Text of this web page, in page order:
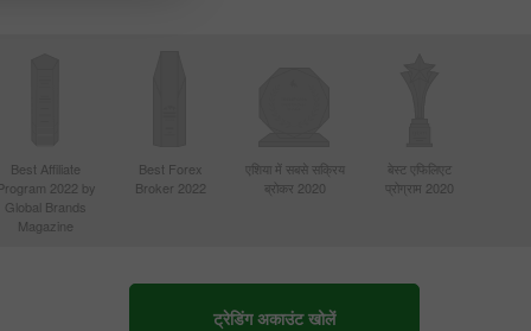
Best Affiliate
2022 by
Global Brands
Magazine
Best Forex
Broker 2022
एशिया में सबसे सक्रिय
ब्रोकर 2020
बेस्ट एफिलिएट
प्रोग्राम 2020
ट्रेडिंग अकाउंट खोलें